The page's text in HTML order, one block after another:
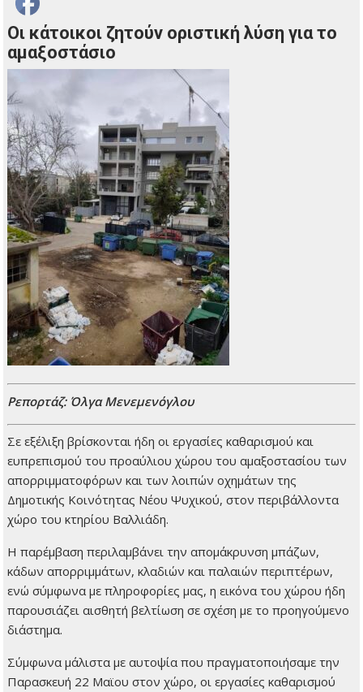
Οι κάτοικοι ζητούν οριστική λύση για το
αμαξοστάσιο
Ρεπορτάζ: Όλγα Μενεμενόγλου
Σε εξέλιξη βρίσκονται ήδη οι εργασίες καθαρισμού και
ευπρεπισμού του προαύλιου χώρου του αμαξοστασίου των
απορριμματοφόρων και των λοιπών οχημάτων της
Δημοτικής Κοινότητας Νέου Ψυχικού, στον περιβάλλοντα
χώρο του κτηρίου Βαλλιάδη.
Η παρέμβαση περιλαμβάνει την απομάκρυνση μπάζων,
κάδων απορριμμάτων, κλαδιών και παλαιών περιπτέρων,
ενώ σύμφωνα με πληροφορίες μας, η εικόνα του χώρου ήδη
παρουσιάζει αισθητή βελτίωση σε σχέση με το προηγούμενο
διάστημα.
Σύμφωνα μάλιστα με αυτοψία που πραγματοποιήσαμε την
Παρασκευή 22 Μαϊου στον χώρο, οι εργασίες καθαρισμού